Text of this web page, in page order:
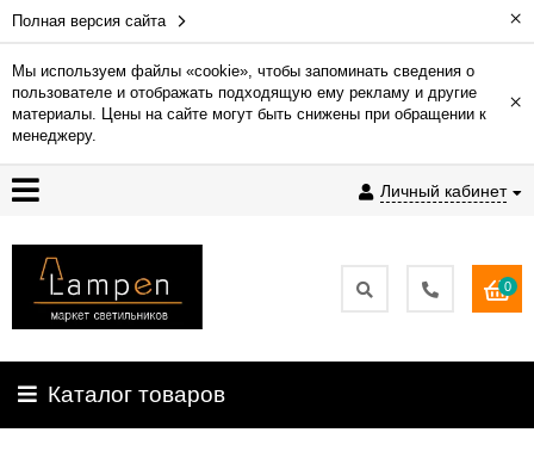
Полная версия сайта ×
Мы используем файлы «cookie», чтобы запоминать сведения о
пользователе и отображать подходящую ему рекламу и другие
материалы. Цены на сайте могут быть снижены при обращении к
менеджеру.
×
Личный кабинет
Гарантия
Доставка
и
Контакты
освещения
0
Каталог товаров